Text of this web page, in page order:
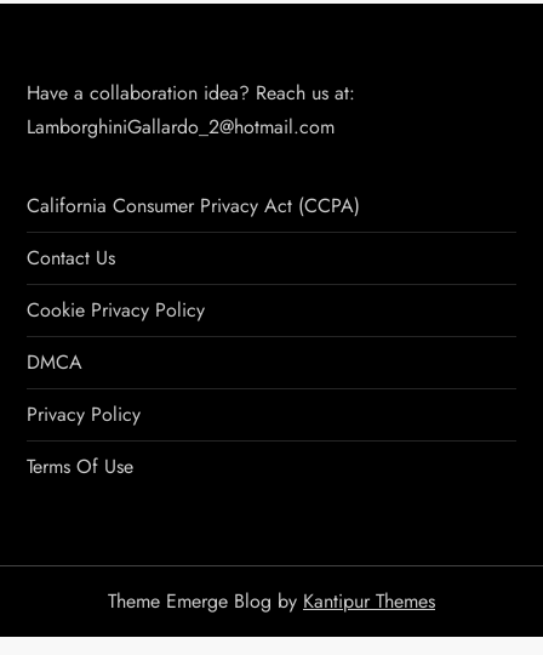
Have a collaboration idea? Reach us at:
LamborghiniGallardo_2@hotmail.com
California Consumer Privacy Act (CCPA)
Contact Us
Cookie Privacy Policy
DMCA
Privacy Policy
Terms Of Use
Theme Emerge Blog by Kantipur Themes